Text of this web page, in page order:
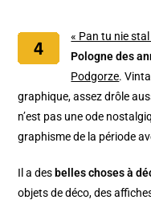
« Pan tu nie stal
Pologne des
Podgorze.
graphique, assez drôle
n’est pas une ode
graphisme de la période
Il a des belles choses à
objets de déco, des